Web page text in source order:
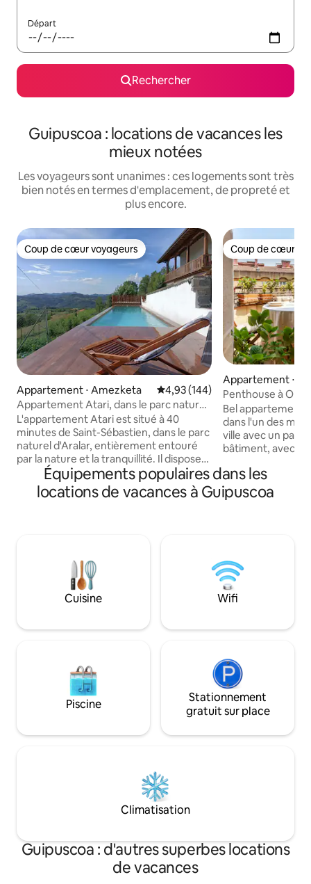
Départ
Rechercher
Guipuscoa : locations de vacances les
mieux notées
Les voyageurs sont unanimes : ces logements sont très
bien notés en termes d'emplacement, de propreté et
plus encore.
Coup de cœur voyageurs
Coup de cœur voyageurs
Appartement ⋅ Amezketa Évaluation moyenne sur la
4,93 (144)
Appartement Atari, dans le parc naturel
d'Aralar.
L'appartement Atari est situé à 40
minutes de Saint-Sébastien, dans le parc
naturel d'Aralar, entièrement entouré
par la nature et la tranquillité. Il dispose
d'une chambre avec un lit double et un
lit superposé avec deux lits simples,
d'une salle de bain et d'un espace
d'une piscine avec vue, d'un barbecue,
d'une aire de jeux, d'un parking et du Wi-
Coup de cœur
Coup de cœur
Appartement ⋅
en
Penthouse à
Parking gratuit +
Bel appartement
dans l'un des
ville avec un
bâtiment, avec
la maison. Le quartier est situé à environ
20 minutes à
promenade
prendre le soleil. Il se compose
également de
complètes.
Équipements populaires dans les
locations de vacances à Guipuscoa
Cuisine Wifi
Piscine
Stationnement
gratuit sur place
Climatisation
Guipuscoa : d'autres superbes locations
de vacances